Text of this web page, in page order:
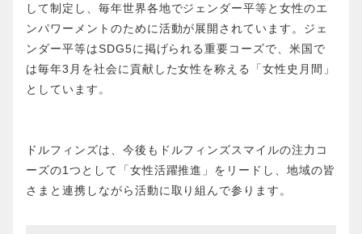
して制定し、毎年世界各地でジェンダー平等と女性のエ
ンパワーメントのために活動が展開されています。ジェ
ンダー平等はSDG5に掲げられる重要コーズで、米国で
は毎年3月を社会に貢献した女性を称える「女性史月間」
としています。
ドルフィンズは、今後もドルフィンズスマイルの注力コ
ーズの1つとして「女性活躍推進」をリードし、地域の皆
さまと連携しながら活動に取り組んで参ります。